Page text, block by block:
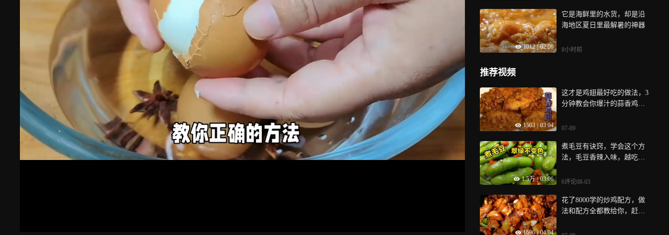
1012 | 02:06
它是海鲜里的水货，却是沿
海地区夏日里最解暑的神器
8小时前
推荐视频
1503 | 03:04
这才是鸡翅最好吃的做法，3
分钟教会你爆汁的蒜香鸡
07-09
1.5万 | 03:06
煮毛豆有诀窍，学会这个方
法，毛豆香辣入味，越吃越
6评论08-03
1696 | 04:04
花了8000学的炒鸡配方，做
法和配方全都教给你，赶紧